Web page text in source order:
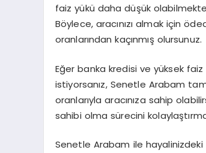
faiz yükü daha düşük
Böylece, aracınızı almak için
oranlarından kaçınmış olursunuz.
Eğer banka kredisi ve yüksek
istiyorsanız, Senetle Arabam
oranlarıyla aracınıza sahip
sahibi olma sürecini
Senetle Arabam ile